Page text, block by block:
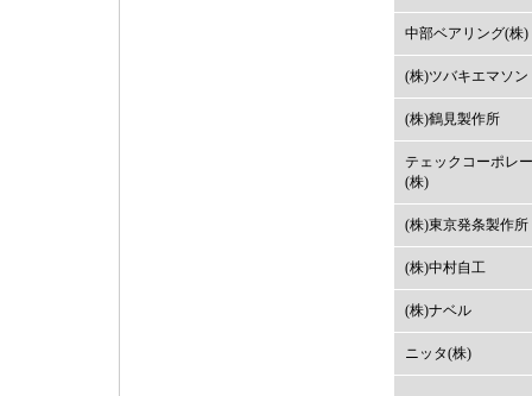
中部ベアリング(株)
(株)ツバキエマソン
(株)鶴見製作所
テェックコーポレ
(株)
(株)東京発条製作所
(株)中村自工
(株)ナベル
ニッタ(株)